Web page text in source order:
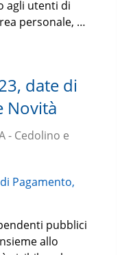
agli utenti di
personale, …
date di
Novità
- Cedolino e
pubblici
allo